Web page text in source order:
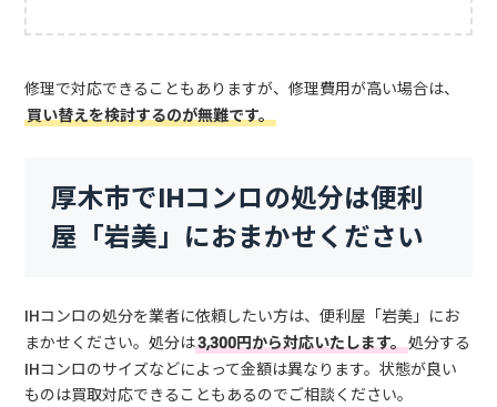
修理で対応できることもありますが、修理費用が高い場合は、
買い替えを検討するのが無難です。
厚木市でIHコンロの処分は便利
屋「岩美」におまかせください
IHコンロの処分を業者に依頼したい方は、便利屋「岩美」にお
まかせください。処分は3,300円から対応いたします。処分する
IHコンロのサイズなどによって金額は異なります。状態が良い
ものは買取対応できることもあるのでご相談ください。